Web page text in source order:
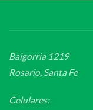
Baigorria 1219
Rosario, Santa Fe
Celulares: